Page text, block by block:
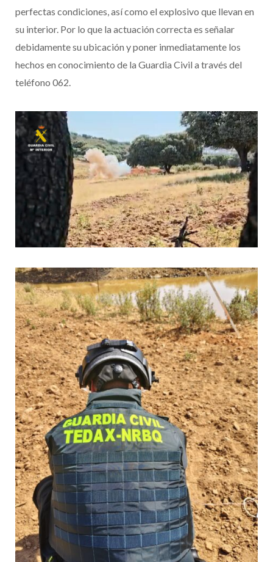
perfectas condiciones, así como el explosivo que llevan en
su interior. Por lo que la actuación correcta es señalar
debidamente su ubicación y poner inmediatamente los
hechos en conocimiento de la Guardia Civil a través del
teléfono 062.